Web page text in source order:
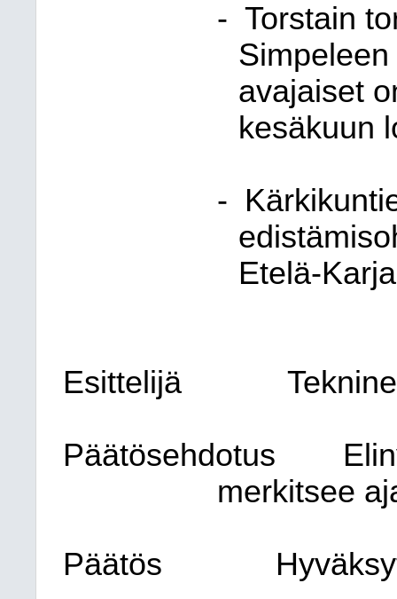
- Torstain
avajaiset
kesäkuun
-
Etelä-
Esittelijä
Päätösehdotus
merkitsee
Päätös